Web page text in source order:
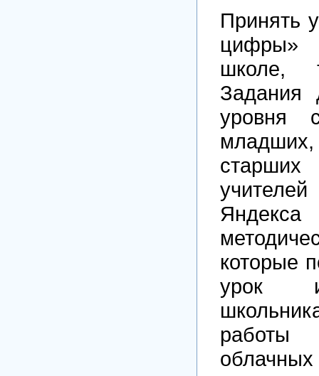
Принять
школе,
Задания
уровня
которые
урок
работы